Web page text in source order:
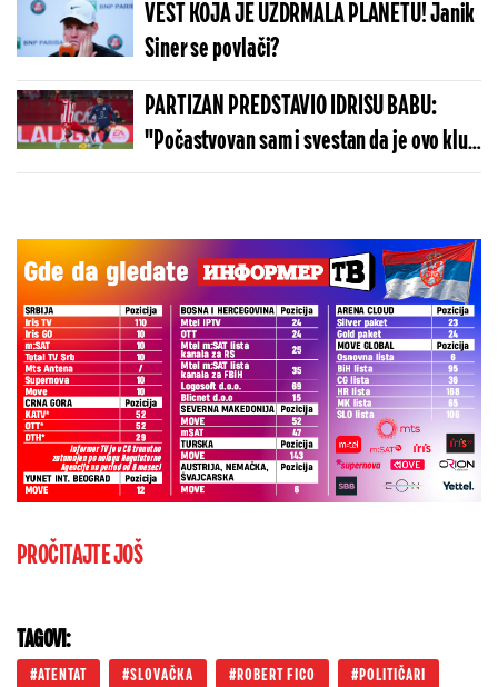
VEST KOJA JE UZDRMALA PLANETU! Janik
Siner se povlači?
PARTIZAN PREDSTAVIO IDRISU BABU:
"Počastvovan sam i svestan da je ovo klub
sa velikom istorijom"
PROČITAJTE JOŠ
TAGOVI:
ATENTAT SLOVAČKA ROBERT FICO POLITIČARI